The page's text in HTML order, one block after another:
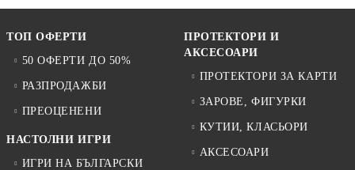
ТОП ОФЕРТИ
50 ОФЕРТИ ДО 50%
РАЗПРОДАЖБИ
ПРЕОЦЕНЕНИ
НАСТОЛНИ ИГРИ
ИГРИ НА БЪЛГАРСКИ
ПРОТЕКТОРИ И
АКСЕСОАРИ
ПРОТЕКТОРИ ЗА КАРТИ
ЗАРОВЕ, ФИГУРКИ
КУТИИ, КЛАСЬОРИ
АКСЕСОАРИ